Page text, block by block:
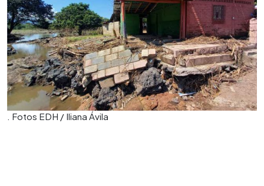
. Fotos EDH / Iliana Ávila